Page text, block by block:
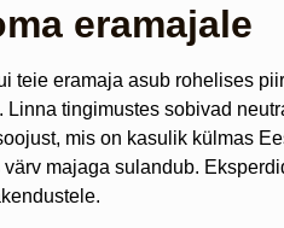
eramajale
teie eramaja asub rohelises
tingimustes sobivad
mis on kasulik külmas
majaga sulandub.